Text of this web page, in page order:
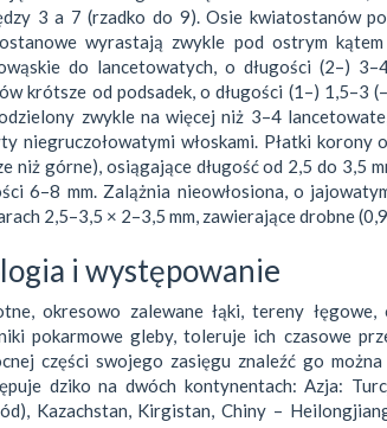
3 a 7 (rzadko do 9). Osie kwiatostanów
wyrastają zwykle pod ostrym
do lancetowatych, o długości (2–)
krótsze od podsadek, o długości (1–) 1,5–3
zwykle na więcej niż 3–4
niegruczołowatymi włoskami. Płatki
niż górne), osiągające długość od 2,5 do 3,5
6–8 mm. Zalążnia nieowłosiona, o
2,5–3,5 × 2–3,5 mm, zawierające drobne
i występowanie
okresowo zalewane łąki, tereny
pokarmowe gleby, toleruje ich czasowe
części swojego zasięgu znaleźć go
dziko na dwóch kontynentach: Azja:
Kazachstan, Kirgistan, Chiny –